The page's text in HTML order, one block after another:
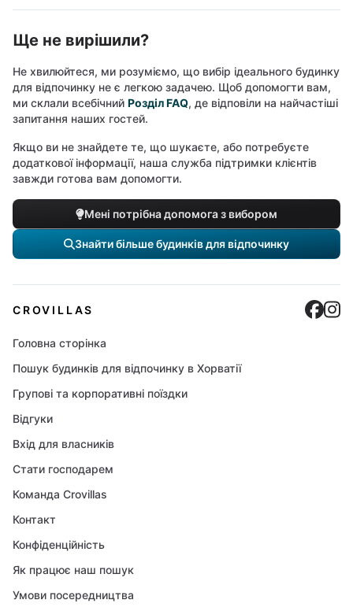
Ще не вирішили?
Не хвилюйтеся, ми розуміємо, що вибір ідеального будинку
для відпочинку не є легкою задачею. Щоб допомогти вам,
ми склали всебічний Розділ FAQ, де відповіли на найчастіші
запитання наших гостей.
Якщо ви не знайдете те, що шукаєте, або потребуєте
додаткової інформації, наша служба підтримки клієнтів
завжди готова вам допомогти.
Мені потрібна допомога з вибором
Знайти більше будинків для відпочинку
CROVILLAS
Головна сторінка
Пошук будинків для відпочинку в Хорватії
Групові та корпоративні поїздки
Відгуки
Вхід для власників
Стати господарем
Команда Crovillas
Контакт
Конфіденційність
Як працює наш пошук
Умови посередництва